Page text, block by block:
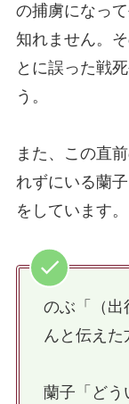
の捕虜になっ
知れません。
とに誤った戦
う。
また、この直
れずにいる蘭
をしています。
のぶ「（出
んと伝えた
蘭子「どう